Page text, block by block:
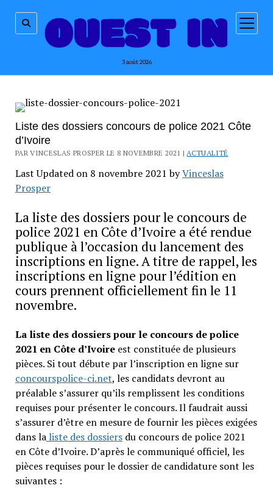
3 août 2026
ouvrir
menu
Liste des dossiers concours de police 2021 Côte
d’Ivoire
PAR VINCESLAS PROSPER LE 8 NOVEMBRE 2021 | ACTUALITÉ
Last Updated on 8 novembre 2021 byVinceslas
Prosper
La liste des dossiers pour le concours de
police 2021 en Côte d’Ivoire a été rendue
publique à l’occasion du lancement des
inscriptions en ligne. A titre de rappel, les
inscriptions en ligne pour l’édition en
cours prennent officiellement fin le 11
novembre.
La liste des dossiers pour le concours de police
2021 en Côte d’Ivoireest constituée de plusieurs
pièces. Si tout débute par l’inscription en ligne sur
concourspolice-ci.net, les candidats devront au
préalable s’assurer qu’ils remplissent les conditions
requises pour présenter le concours. Il faudrait aussi
s’assurer d’être en mesure de fournir les pièces exigées
dans laliste des dossiersdu concours de police 2021
en Côte d’Ivoire. D’après le communiqué officiel, les
pièces requises pour le dossier de candidature sont les
suivantes :